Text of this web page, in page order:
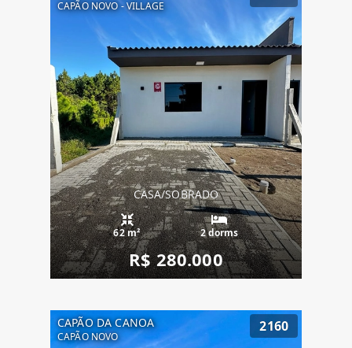
CAPÃO NOVO - VILLAGE
CASA/SOBRADO
62 m² 2 dorms
R$ 280.000
CAPÃO DA CANOA
CAPÃO NOVO
2160